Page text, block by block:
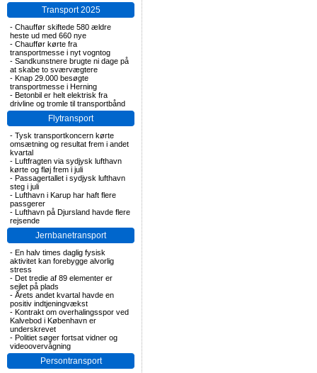
Transport 2025
- Chauffør skiftede 580 ældre
heste ud med 660 nye
- Chauffør kørte fra
transportmesse i nyt vogntog
- Sandkunstnere brugte ni dage på
at skabe to sværvægtere
- Knap 29.000 besøgte
transportmesse i Herning
- Betonbil er helt elektrisk fra
drivline og tromle til transportbånd
Flytransport
- Tysk transportkoncern kørte
omsætning og resultat frem i andet
kvartal
- Luftfragten via sydjysk lufthavn
kørte og fløj frem i juli
- Passagertallet i sydjysk lufthavn
steg i juli
- Lufthavn i Karup har haft flere
passgerer
- Lufthavn på Djursland havde flere
rejsende
Jernbanetransport
- En halv times daglig fysisk
aktivitet kan forebygge alvorlig
stress
- Det tredie af 89 elementer er
sejlet på plads
- Årets andet kvartal havde en
positiv indtjeningvækst
- Kontrakt om overhalingsspor ved
Kalvebod i København er
underskrevet
- Politiet søger fortsat vidner og
videoovervågning
Persontransport